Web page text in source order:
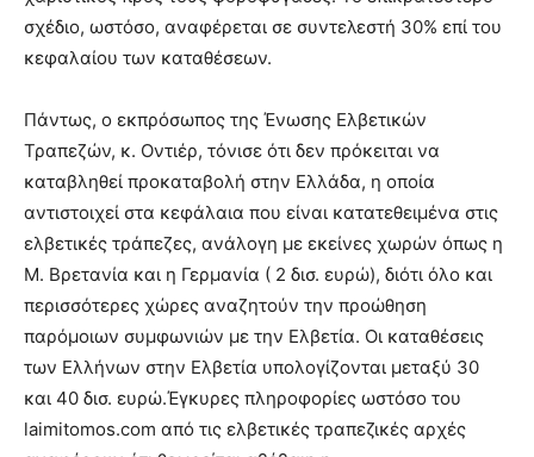
σχέδιο, ωστόσο, αναφέρεται σε συντελεστή 30% επί του
κεφαλαίου των καταθέσεων.
Πάντως, ο εκπρόσωπος της Ένωσης Ελβετικών
Τραπεζών, κ. Οντιέρ, τόνισε ότι δεν πρόκειται να
καταβληθεί προκαταβολή στην Ελλάδα, η οποία
αντιστοιχεί στα κεφάλαια που είναι κατατεθειμένα στις
ελβετικές τράπεζες, ανάλογη με εκείνες χωρών όπως η
Μ. Βρετανία και η Γερμανία ( 2 δισ. ευρώ), διότι όλο και
περισσότερες χώρες αναζητούν την προώθηση
παρόμοιων συμφωνιών με την Ελβετία. Οι καταθέσεις
των Ελλήνων στην Ελβετία υπολογίζονται μεταξύ 30
και 40 δισ. ευρώ.Έγκυρες πληροφορίες ωστόσο του
laimitomos.com από τις ελβετικές τραπεζικές αρχές